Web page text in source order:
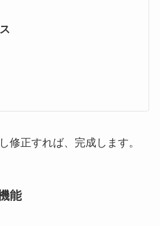
修正すれば、完成します。
能